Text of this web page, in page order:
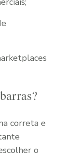
correta e
o